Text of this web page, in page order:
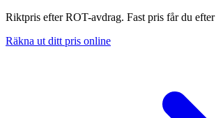
Riktpris efter ROT-avdrag. Fast pris får du efter
Räkna ut ditt pris online